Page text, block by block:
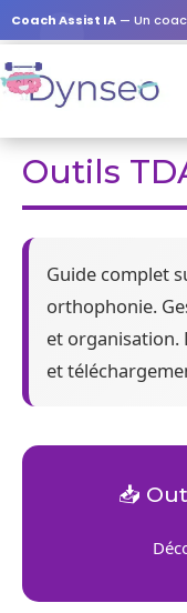
Coach Assist IA — Un coach
Outils
Guide complet
orthophonie.
et organisation.
et
📥